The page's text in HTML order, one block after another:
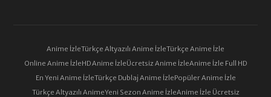
Anime İzleTürkçe Altyazılı Anime İzleTürkçe Anime İzle
Online Anime İzleHD Anime İzleÜcretsiz Anime İzleAnime İzle Full HD
En Yeni Anime İzleTürkçe Dublaj Anime İzlePopüler Anime İzle
Türkçe Altyazılı AnimeYeni Sezon Anime İzleAnime İzle Ücretsiz